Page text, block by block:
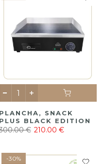
PLANCHA, SNACK
PLUS BLACK EDITION
€ 210.00 €
-30%